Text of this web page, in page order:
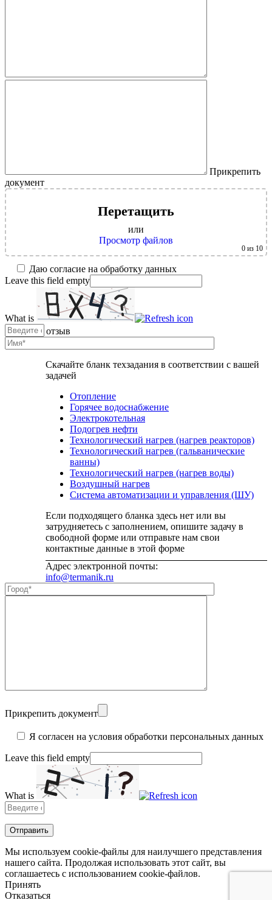
Прикрепить
документ
Перетащить
или
Просмотр файлов
0 из 10
Даю согласие на обработку данных
Leave this field empty
What is
Solve
the
math
Скачайте бланк техзадания в соответствии с вашей
задачей
Отопление
Горячее водоснабжение
Электрокотельная
Подогрев нефти
Технологический нагрев (нагрев реакторов)
Технологический нагрев (гальванические
ванны)
Технологический нагрев (нагрев воды)
Воздушный нагрев
Система автоматизации и управления (ШУ)
Если подходящего бланка здесь нет или вы
затрудняетесь с заполнением, опишите задачу в
свободной форме или отправьте нам свои
контактные данные в этой форме
Адрес электронной почты:
info@termanik.ru
Оставить отзыв
Прикрепить документ
Я согласен на условия обработки персональных данных
Leave this field empty
What is
Solve
the
math
problem
shown
in
the
image
to
Мы используем cookie-файлы для наилучшего представления
нашего сайта. Продолжая использовать этот сайт, вы
соглашаетесь с использованием cookie-файлов.
Принять
Отказаться